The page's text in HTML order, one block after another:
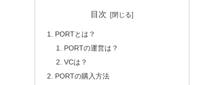
目次
PORTとは？
PORTの運営は？
VCは？
PORTの購入方法